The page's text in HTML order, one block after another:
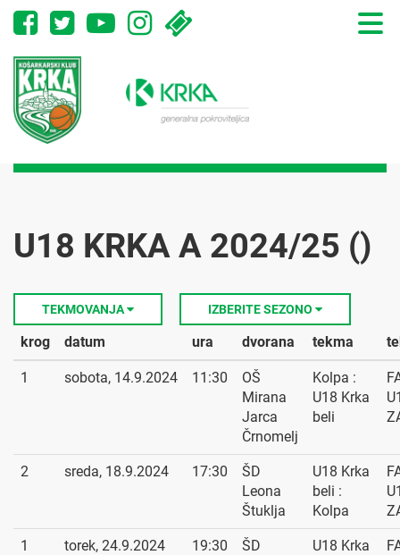
Toggle
U18 KRKA A 2024/25 ()
TEKMOVANJA IZBERITE SEZONO
krog datum ura dvorana tekma
1 sobota, 14.9.2024 11:30
OŠ
Mirana
Jarca
Črnomelj
Kolpa :
U18 Krka
beli
2 sreda, 18.9.2024 17:30
ŠD
Leona
Štuklja
U18 Krka
beli :
Kolpa
1 torek, 24.9.2024 19:30
ŠD
U18 Krka